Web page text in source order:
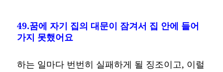
49.꿈에 자기 집의 대문이 잠겨서 집 안에 들어
가지 못했어요
하는 일마다 번번히 실패하게 될 징조이고, 이럴